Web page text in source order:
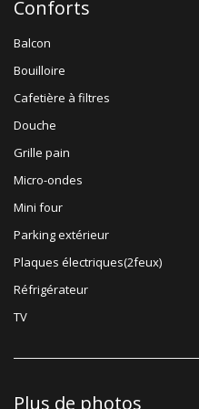
Conforts
Balcon
Bouilloire
Cafetière à filtres
Douche
Grille pain
Micro-ondes
Mini four
Parking extérieur
Plaques électriques(2feux)
Réfrigérateur
TV
Plus de photos